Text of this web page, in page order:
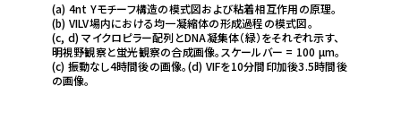
(a) 4nt Yモチーフ構造の模式図および粘着相互作用の原理。
(b) VILV場内における均一凝縮体の形成過程の模式図。
(c, d) マイクロピラー配列とDNA凝集体（緑）をそれぞれ示す、
明視野観察と蛍光観察の合成画像。スケールバー = 100 µm。
(c) 振動なし4時間後の画像。(d) VIFを10分間印加後3.5時間後
の画像。